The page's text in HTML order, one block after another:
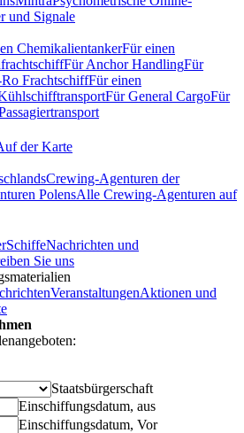
und Signale
ChemikalientankerFür einen
Für Anchor HandlingFür
FrachtschiffFür einen
Für General CargoFür
der Karte
Crewing-Agenturen der
PolensAlle Crewing-Agenturen auf
SchiffeNachrichten und
Sie uns
VeranstaltungenAktionen und
Staatsbürgerschaft
Einschiffungsdatum, aus
Einschiffungsdatum, Vor